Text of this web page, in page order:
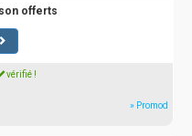
offerts
vérifié !
» Promod